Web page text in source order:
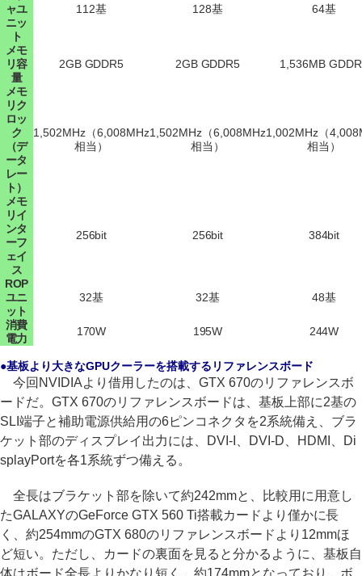
ャユ
ニッ
ト
112基 128基 64基
メモ
リ容
量
2GB GDDR5 2GB GDDR5 1,536MB
メモ
リク
ロッ
ク
（デ
ータ
レー
ト）
1,502MHz（6,008MHz
相当）
1,502MHz（6,008MHz
相当）
1,002MHz（
相当）
メモ
リイ
ンタ
ーフ
ェイ
ス
256bit 256bit 384bit
ROP
ユニ
ット
32基 32基 48基
消費
電力
170W 195W 244W
●基板より大きなGPUクーラーを搭載するリファレンスボード
今回NVIDIAより借用したのは、GTX 670のリファレンスボ
ードだ。GTX 670のリファレンスボードは、基板上部に2基の
SLI端子と補助電源供給用の6ピンコネクタを2系統備え、ブラ
ケット部のディスプレイ出力には、DVI-I、DVI-D、HDMI、Di
splayPortを各1系統ずつ備える。
全長はブラケット部を除いて約242mmと、比較用に用意し
たGALAXYのGeForce GTX 560 Ti搭載カードより僅かに長
く、約254mmのGTX 680のリファレンスボードより12mmほ
ど短い。ただし、カードの裏面を見ると分かるように、基板自
体はボード全長よりかなり短く、約174mmとなっており、ボ